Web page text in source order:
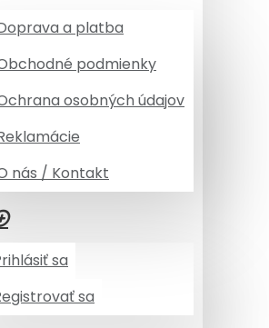
a platba
podmienky
osobných údajov
nás / Kontakt
sa
sa